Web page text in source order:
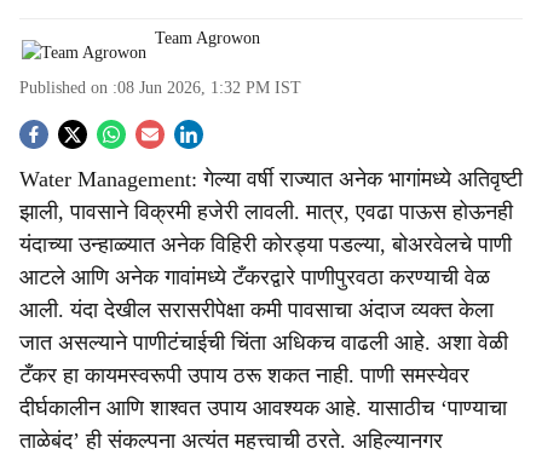
Team Agrowon
Published on :08 Jun 2026, 1:32 PM IST
S
o
c
i
a
l
s
Water Management: गेल्या वर्षी राज्यात अनेक भागांमध्ये अतिवृष्टी
झाली, पावसाने विक्रमी हजेरी लावली. मात्र, एवढा पाऊस होऊनही
यंदाच्या उन्हाळ्यात अनेक विहिरी कोरड्या पडल्या, बोअरवेलचे पाणी
आटले आणि अनेक गावांमध्ये टँकरद्वारे पाणीपुरवठा करण्याची वेळ
आली. यंदा देखील सरासरीपेक्षा कमी पावसाचा अंदाज व्यक्त केला
जात असल्याने पाणीटंचाईची चिंता अधिकच वाढली आहे. अशा वेळी
टँकर हा कायमस्वरूपी उपाय ठरू शकत नाही. पाणी समस्येवर
दीर्घकालीन आणि शाश्वत उपाय आवश्यक आहे. यासाठीच ‘पाण्याचा
ताळेबंद’ ही संकल्पना अत्यंत महत्त्वाची ठरते. अहिल्यानगर